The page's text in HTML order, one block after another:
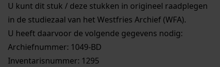
U kunt dit stuk / deze stukken in origineel raadplegen
in de studiezaal van het Westfries Archief (WFA).
U heeft daarvoor de volgende gegevens nodig:
Archiefnummer: 1049-BD
Inventarisnummer: 1295